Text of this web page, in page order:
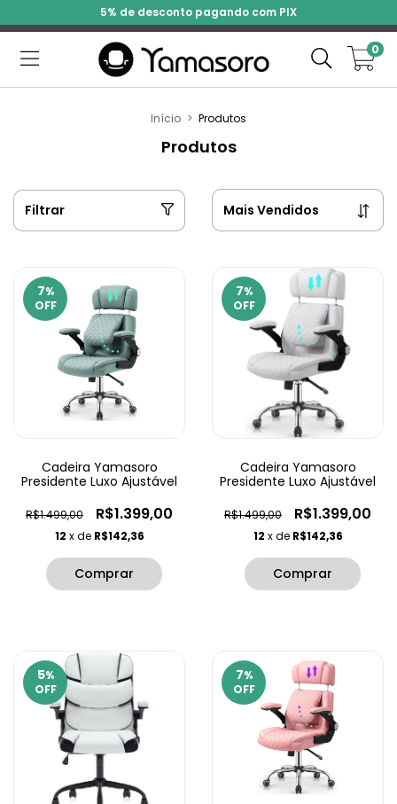
5% de desconto pagando com PIX
0
Início > Produtos
Produtos
Filtrar
7%
OFF
Cadeira Yamasoro
Presidente Luxo Ajustável
R$1.499,00 R$1.399,00
12 x de R$142,36
7%
OFF
Cadeira Yamasoro
Presidente Luxo Ajustável
R$1.499,00 R$1.399,00
12 x de R$142,36
5%
OFF
7%
OFF